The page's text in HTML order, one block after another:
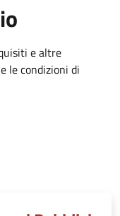
e altre
le condizioni di